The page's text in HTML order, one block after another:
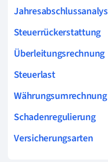
Steuerrückerstattung
Überleitungsrechnung
Steuerlast
Währungsumrechnung
Schadenregulierung
Versicherungsarten